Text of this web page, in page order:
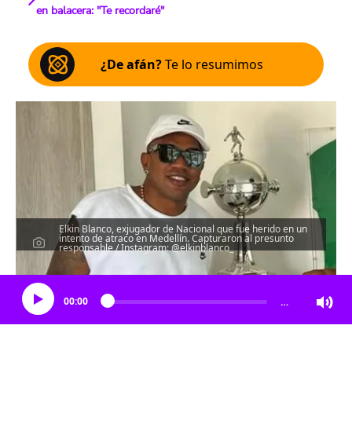
en balacera: "Te recordaré"
¿De afán?Te lo resumimos
Elkin Blanco, exjugador de Nacional que fue herido en un
intento de atraco en Medellín. Capturaron al presunto
responsable / Instagram: @elkinblanco_
Escucha el artículo
00:00 …